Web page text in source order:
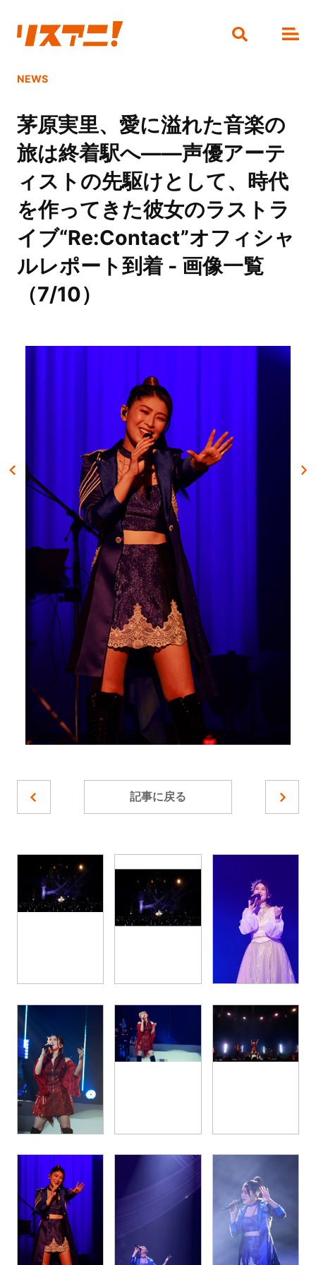
NEWS
茅原実里、愛に溢れた音楽の
旅は終着駅へ――声優アーテ
ィストの先駆けとして、時代
を作ってきた彼女のラストラ
イブ“Re:Contact”オフィシャ
ルレポート到着 - 画像一覧
（7/10）
記事に戻る